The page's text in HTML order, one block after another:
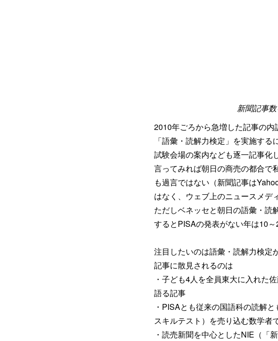
新聞記事
2010年ごろから急増した記事の
「語彙・読解力検定」を実施す
試験会場の案内なども逐一記事化
言ってみれば朝日の商売の都合で
も過言ではない（新聞記事は
はなく、ウェブ上のニュースメデ
ただしベネッセと朝日の語彙・読
するとPISAの発表がない年は10～
注目したいのは語彙・読解力検定
記事に散見されるのは
・子ども4人を全員東大に入れた
語る記事
・PISAとも従来の国語科の読解
スキルテスト）を売り込む数学者
・読売新聞を中心としたNIE（「